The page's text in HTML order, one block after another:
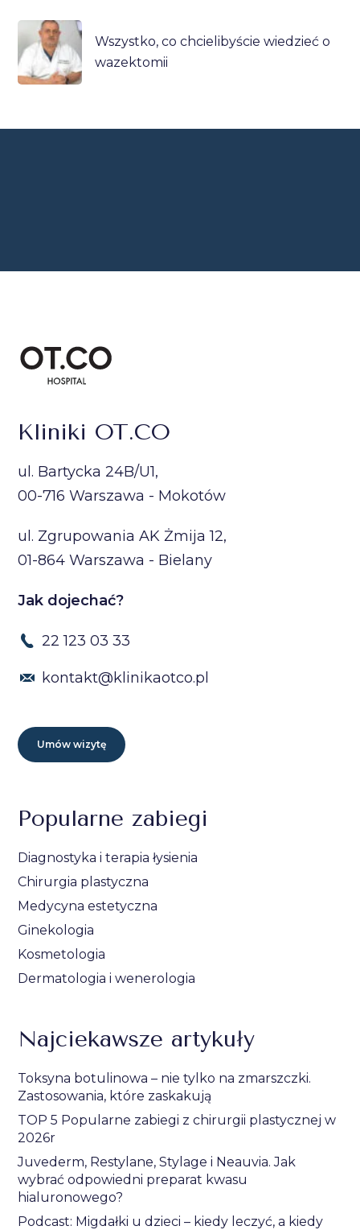
Wszystko, co chcielibyście wiedzieć o
wazektomii
Kliniki OT.CO
ul. Bartycka 24B/U1,
00-716 Warszawa - Mokotów
ul. Zgrupowania AK Żmija 12,
01-864 Warszawa - Bielany
Jak dojechać?
22 123 03 33
kontakt@klinikaotco.pl
Umów wizytę
Popularne zabiegi
Diagnostyka i terapia łysienia
Chirurgia plastyczna
Medycyna estetyczna
Ginekologia
Kosmetologia
Dermatologia i wenerologia
Najciekawsze artykuły
Toksyna botulinowa – nie tylko na zmarszczki.
Zastosowania, które zaskakują
TOP 5 Popularne zabiegi z chirurgii plastycznej w
2026r
Juvederm, Restylane, Stylage i Neauvia. Jak
wybrać odpowiedni preparat kwasu
hialuronowego?
Podcast: Migdałki u dzieci – kiedy leczyć, a kiedy